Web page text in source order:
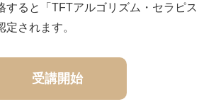
すると「TFTアルゴリズム・セラピス
定されます。
受講開始